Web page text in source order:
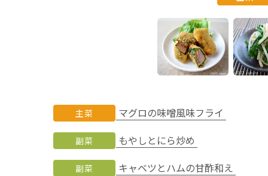
主菜 マグロの味噌風味フライ
副菜 もやしとにら炒め
副菜 キャベツとハムの甘酢和え